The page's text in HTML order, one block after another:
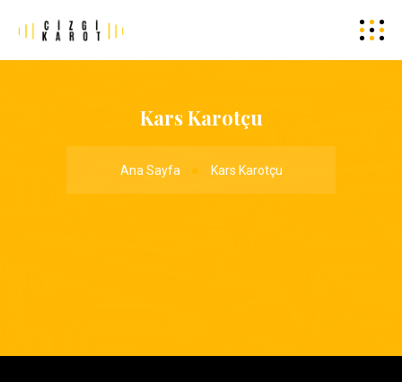
Kars Karotçu
Ana Sayfa Kars Karotçu